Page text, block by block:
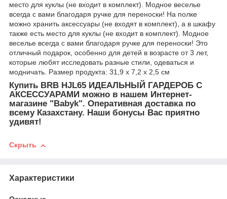
место для куклы (не входит в комплект). Модное веселье
всегда с вами благодаря ручке для переноски! На полке
можно хранить аксессуары (не входят в комплект), а в шкафу
также есть место для куклы (не входит в комплект). Модное
веселье всегда с вами благодаря ручке для переноски! Это
отличный подарок, особенно для детей в возрасте от 3 лет,
которые любят исследовать разные стили, одеваться и
модничать. Размер продукта: 31,9 х 7,2 х 2,5 см
Купить BRB HJL65 ИДЕАЛЬНЫЙ ГАРДЕРОБ С
АКСЕССУАРАМИ можно в нашем Интернет-
магазине "Babyk". Оперативная доставка по
всему Казахстану. Наши бонусы Вас приятно
удивят!
Скрыть
Характеристики